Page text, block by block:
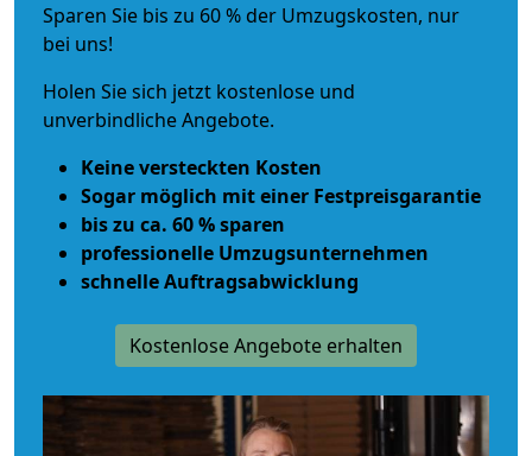
Sparen Sie bis zu 60 % der Umzugskosten, nur
bei uns!
Holen Sie sich jetzt kostenlose und
unverbindliche Angebote.
Keine versteckten Kosten
Sogar möglich mit einer Festpreisgarantie
bis zu ca. 60 % sparen
professionelle Umzugsunternehmen
schnelle Auftragsabwicklung
Kostenlose Angebote erhalten